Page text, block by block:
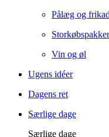
Pålæg og
Storkøbspakker
Vin og øl
Ugens idéer
Dagens ret
Særlige dage
Særlige dage